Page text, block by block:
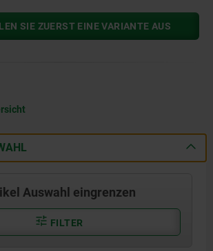
SIE ZUERST EINE VARIANTE AUS
Auswahl eingrenzen
FILTER